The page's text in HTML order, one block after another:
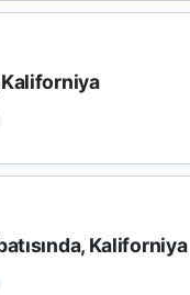
Kaliforniya